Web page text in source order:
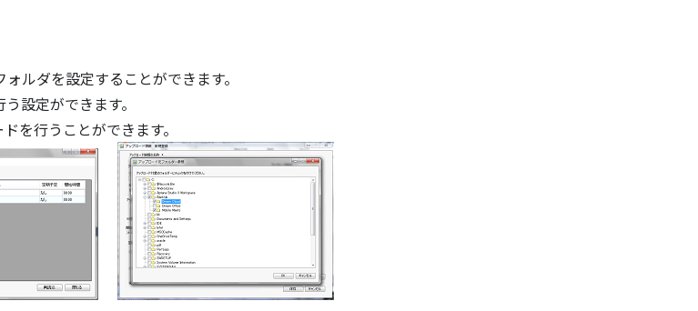
ルダを設定することができます。
設定ができます。
を行うことができます。